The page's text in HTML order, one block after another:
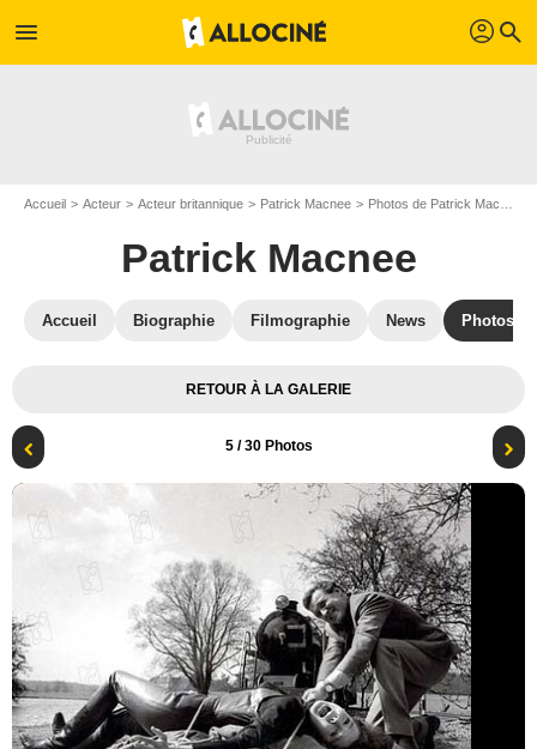
menu profil search
Accueil Acteur Acteur britannique Patrick Macnee Photos de Patrick Macnee
Patrick Macnee
Accueil Biographie Filmographie News Photos
RETOUR À LA GALERIE
5/ 30 Photos